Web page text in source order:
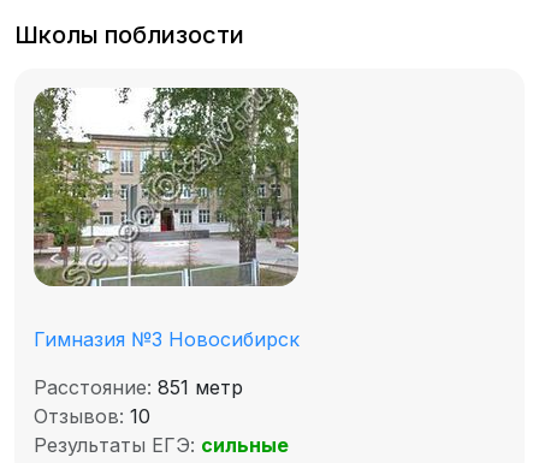
Школы поблизости
Гимназия №3 Новосибирск
Расстояние: 851 метр
Отзывов: 10
Результаты ЕГЭ: сильные